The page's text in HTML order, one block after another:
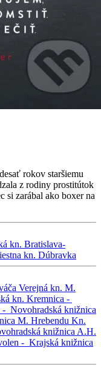
rokov staršiemu
z rodiny prostitútok
si zarábal ako boxer na
kn. Bratislava-
kn. Dúbravka
Verejná kn. M.
kn. Kremnica -
- Novohradská knižnica
M. Hrebendu Kn.
knižnica A.H.
- Krajská knižnica